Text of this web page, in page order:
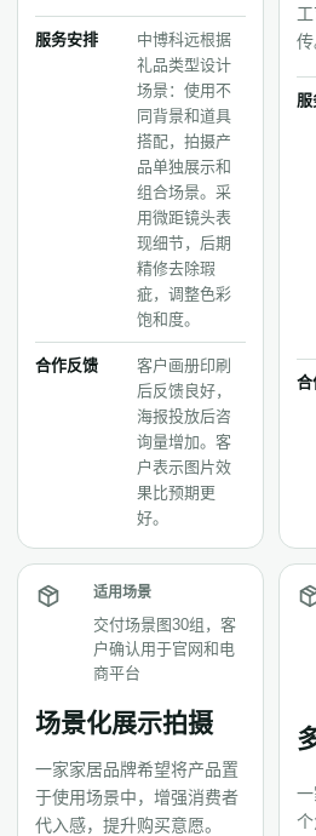
服务安排
中博科远根据
礼品类型设计
场景：使用不
同背景和道具
搭配，拍摄产
品单独展示和
组合场景。采
用微距镜头表
现细节，后期
精修去除瑕
疵，调整色彩
饱和度。
合作反馈
客户画册印刷
后反馈良好，
海报投放后咨
询量增加。客
户表示图片效
果比预期更
好。
传
合
适用场景
交付场景图30组，客
户确认用于官网和电
商平台
场景化展示拍摄
一家家居品牌希望将产品置
于使用场景中，增强消费者
代入感，提升购买意愿。